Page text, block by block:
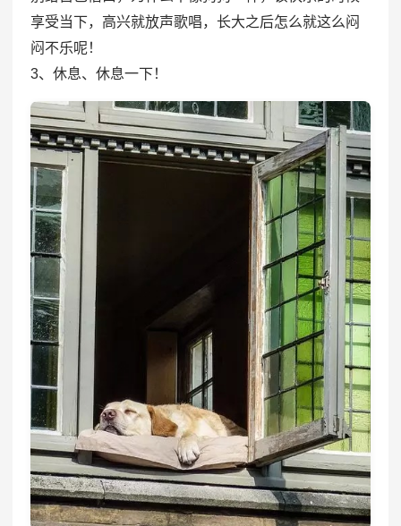
享受当下，高兴就放声歌唱，长大之后怎么就这么闷
闷不乐呢！
3、休息、休息一下！